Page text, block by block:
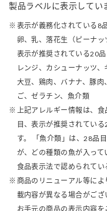
製品ラベルに表示してい
表示が義務化されている8
卵、乳、落花生（ピーナッ
表示が推奨されている20
レンジ、カシューナッツ、
大豆、鶏肉、バナナ、豚
ご、ゼラチン、魚介類
上記アレルギー情報は、
目、表示が推奨されてい
す。 「魚介類」は、28品
が、どの種類の魚が入っ
食品表示法で認められてい
商品のリニューアル等に
載内容が異なる場合がご
お手元の商品の表示内容を